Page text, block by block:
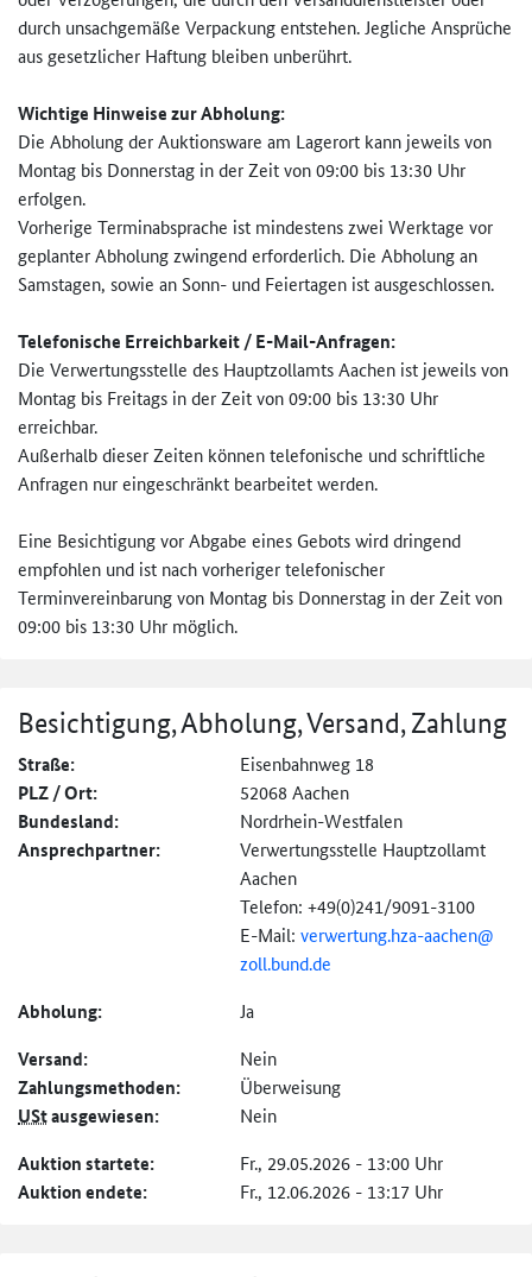
durch unsachgemäße Verpackung entstehen. Jegliche Ansprüche
aus gesetzlicher Haftung bleiben unberührt.
Wichtige Hinweise zur Abholung:
Die Abholung der Auktionsware am Lagerort kann jeweils von
Montag bis Donnerstag in der Zeit von 09:00 bis 13:30 Uhr
erfolgen.
Vorherige Terminabsprache ist mindestens zwei Werktage vor
geplanter Abholung zwingend erforderlich. Die Abholung an
Samstagen, sowie an Sonn- und Feiertagen ist ausgeschlossen.
Telefonische Erreichbarkeit / E-Mail-Anfragen:
Die Verwertungsstelle des Hauptzollamts Aachen ist jeweils von
Montag bis Freitags in der Zeit von 09:00 bis 13:30 Uhr
erreichbar.
Außerhalb dieser Zeiten können telefonische und schriftliche
Anfragen nur eingeschränkt bearbeitet werden.
Eine Besichtigung vor Abgabe eines Gebots wird dringend
empfohlen und ist nach vorheriger telefonischer
Terminvereinbarung von Montag bis Donnerstag in der Zeit von
09:00 bis 13:30 Uhr möglich.
Besichtigung, Abholung, Versand, Zahlung
Straße: Eisenbahnweg 18
PLZ / Ort: 52068 Aachen
Bundesland: Nordrhein-Westfalen
Ansprechpartner:
Verwertungsstelle Hauptzollamt
Aachen
Telefon: +49(0)241/9091-3100
E-Mail: verwertung.hza-aachen@
zoll.bund.de
Abholung: Ja
Versand: Nein
Zahlungs­methoden: Überweisung
UStausgewiesen: Nein
Auktion startete: Fr., 29.05.2026 - 13:00 Uhr
Auktion endete: Fr., 12.06.2026 - 13:17 Uhr